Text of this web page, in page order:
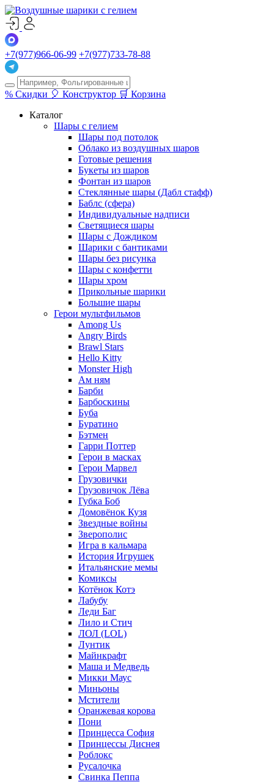
+7(977)966-06-99 +7(977)733-78-88
% Скидки 🎈 Конструктор 🛒 Корзина
Каталог
Шары с гелием
Шары под потолок
Облако из воздушных шаров
Готовые решения
Букеты из шаров
Фонтан из шаров
Стеклянные шары (Дабл стафф)
Баблс (сфера)
Индивидуальные надписи
Светящиеся шары
Шары с Дождиком
Шарики с бантиками
Шары без рисунка
Шары с конфетти
Шары хром
Прикольные шарики
Большие шары
Герои мультфильмов
Among Us
Angry Birds
Brawl Stars
Hello Kitty
Monster High
Ам ням
Барби
Барбоскины
Буба
Буратино
Бэтмен
Гарри Поттер
Герои в масках
Герои Марвел
Грузовички
Грузовичок Лёва
Губка Боб
Домовёнок Кузя
Звездные войны
Зверополис
Игра в кальмара
История Игрушек
Итальянские мемы
Комиксы
Котёнок Котэ
Лабубу
Леди Баг
Лило и Стич
ЛОЛ (LOL)
Лунтик
Майнкрафт
Маша и Медведь
Микки Маус
Миньоны
Мстители
Оранжевая корова
Пони
Принцесса София
Принцессы Диснея
Роблокс
Русалочка
Свинка Пеппа